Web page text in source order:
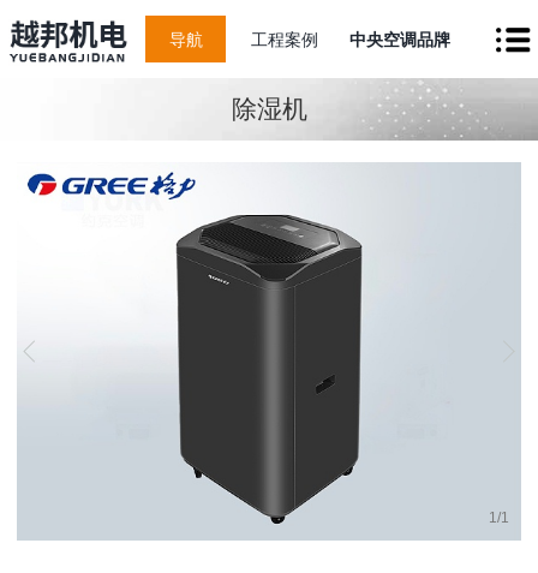
导航 工程案例 中央空调品牌
除湿机
1 /1